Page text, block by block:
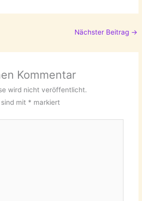
Nächster Beitrag →
Kommentar
wird nicht veröffentlicht.
mit * markiert